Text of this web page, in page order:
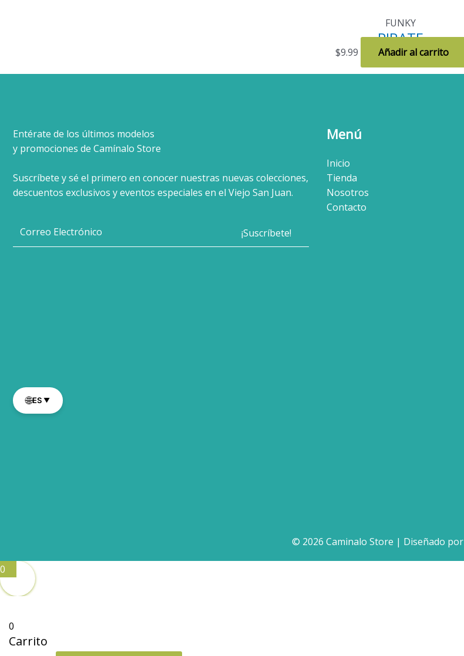
FUNKY
PIRATE
$9.99 Añadir al carrito
Entérate de los últimos modelos
y promociones de Camínalo Store
Suscríbete y sé el primero en conocer nuestras nuevas colecciones,
descuentos exclusivos y eventos especiales en el Viejo San Juan.
Menú
Inicio
Tienda
Nosotros
Contacto
🌐ES ▼
© 2026 Caminalo Store | Diseñado por
0
0
Carrito